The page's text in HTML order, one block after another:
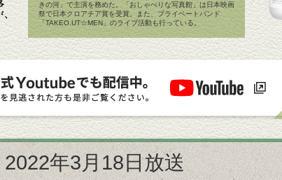
きの河」で主演を務めた。「おしゃべりな写真館」は日本映画
祭で日本クロアチア賞を受賞。また、プライベートバンド
「TAKEO.UT☆MEN」のライブ活動も行っている。
2022年3月18日放送